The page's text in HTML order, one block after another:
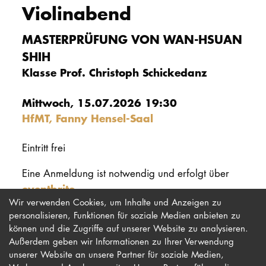
Violinabend
MASTERPRÜFUNG VON WAN-HSUAN
SHIH
Klasse Prof. Christoph Schickedanz
Mittwoch, 15.07.2026 19:30
HfMT, Fanny Hensel-Saal
Eintritt frei
Eine Anmeldung ist notwendig und erfolgt über
eventbrite.
Wir verwenden Cookies, um Inhalte und Anzeigen zu
personalisieren, Funktionen für soziale Medien anbieten zu
können und die Zugriffe auf unserer Website zu analysieren.
Außerdem geben wir Informationen zu Ihrer Verwendung
unserer Website an unsere Partner für soziale Medien,